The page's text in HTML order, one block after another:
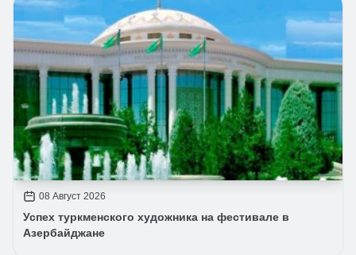
08 Август 2026
Успех туркменского художника на фестивале в
Азербайджане